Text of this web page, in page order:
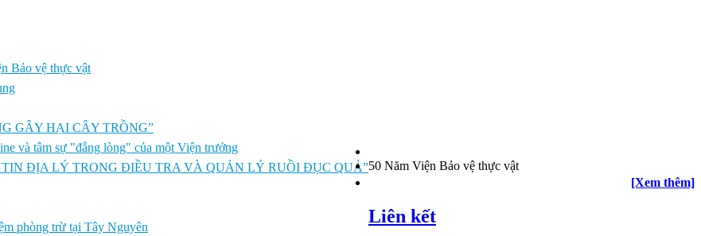
Bảo vệ thực vật
GÂY HẠI CÂY TRỒNG”
và tâm sự "đắng lòng" của một Viện trưởng
ĐỊA LÝ TRONG ĐIỀU TRA VÀ QUẢN LÝ RUỒI ĐỤC QUẢ”
phòng trừ tại Tây Nguyên
50 Năm Viện Bảo vệ thực vật
[Xem thêm]
Liên kết